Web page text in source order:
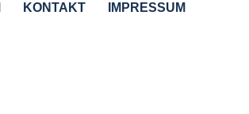
KONTAKT
IMPRESSUM